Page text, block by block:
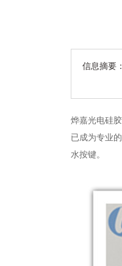
信息摘要：
烨嘉光电硅
已成为专业
水按键。